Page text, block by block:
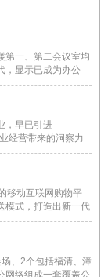
第一、第二会议室均
，显示已成为办公
议室、会所、办公室
微投影；而一百英
视 ...
，早已引进
经营带来的洞察力
机器人，建立自己的
收集制造环节形成
屏展示、推送移动
移动互联网购物平
模式，打造出新一代
可靠品质推动中国电
立志成为一家令社
范围 ...
、2个包括福清、漳
网络组成一套覆盖公